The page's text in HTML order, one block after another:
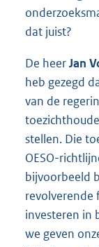
dat juist?
De heerJan
heb gezegd
van de
stellen. Die
OESO-
bijvoorbeeld
revolverende
investeren in
we geven